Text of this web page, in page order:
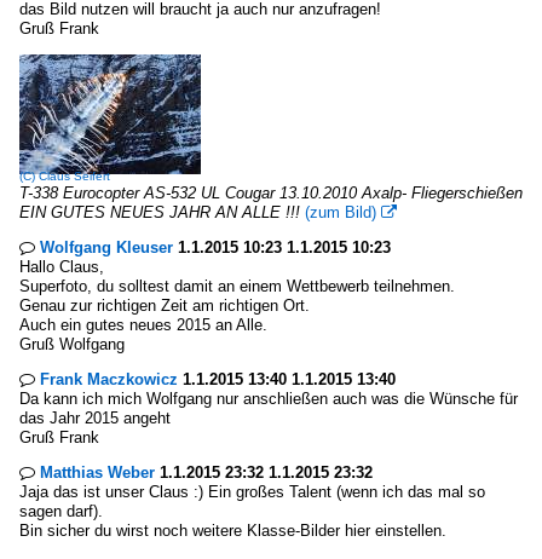
das Bild nutzen will braucht ja auch nur anzufragen!
Gruß Frank
(C)Claus Seifert
T-338 Eurocopter AS-532 UL Cougar 13.10.2010 Axalp- Fliegerschießen
EIN GUTES NEUES JAHR AN ALLE !!! (zum Bild) 
 Wolfgang Kleuser 1.1.2015 10:23 1.1.2015 10:23
Hallo Claus,
Superfoto, du solltest damit an einem Wettbewerb teilnehmen.
Genau zur richtigen Zeit am richtigen Ort.
Auch ein gutes neues 2015 an Alle.
Gruß Wolfgang
 Frank Maczkowicz 1.1.2015 13:40 1.1.2015 13:40
Da kann ich mich Wolfgang nur anschließen auch was die Wünsche für
das Jahr 2015 angeht
Gruß Frank
 Matthias Weber 1.1.2015 23:32 1.1.2015 23:32
Jaja das ist unser Claus :) Ein großes Talent (wenn ich das mal so
sagen darf).
Bin sicher du wirst noch weitere Klasse-Bilder hier einstellen.